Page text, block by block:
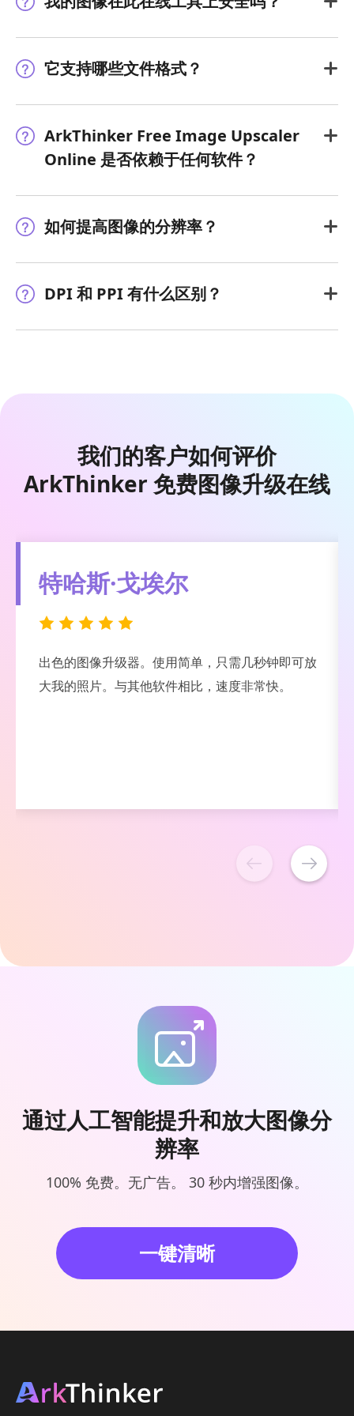
它支持哪些文件格式？
ArkThinker Free Image Upscaler
Online 是否依赖于任何软件？
如何提高图像的分辨率？
DPI 和 PPI 有什么区别？
我们的客户如何评价
ArkThinker 免费图像升级在线
花哨的渴望
相当漂亮的工具。在98%的情况下，这个AI图像增
强器和恢复软件做得很好，而2%则由于我的网速较
通过人工智能提升和放大图像分
辨率
100% 免费。无广告。 30 秒内增强图像。
一键清晰